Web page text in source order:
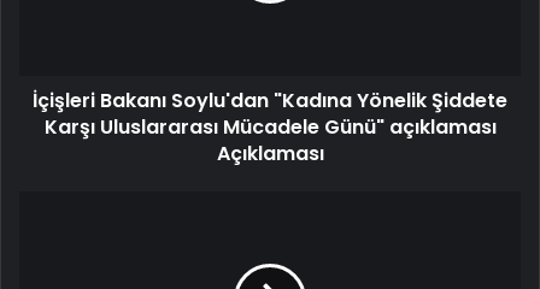
İçişleri Bakanı Soylu'dan "Kadına Yönelik Şiddete
Karşı Uluslararası Mücadele Günü" açıklaması
Açıklaması